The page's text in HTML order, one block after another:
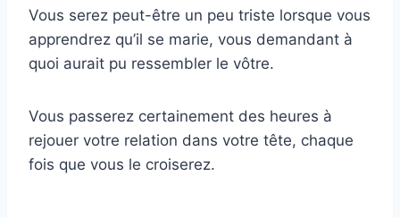
Vous serez peut-être un peu triste lorsque vous
apprendrez qu’il se marie, vous demandant à
quoi aurait pu ressembler le vôtre.
Vous passerez certainement des heures à
rejouer votre relation dans votre tête, chaque
fois que vous le croiserez.